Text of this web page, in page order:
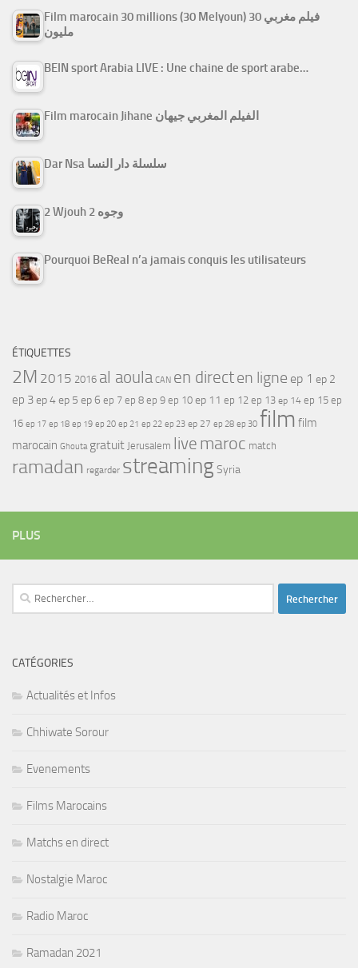
Film marocain 30 millions (30 Melyoun) فيلم مغربي 30
مليون
BEIN sport Arabia LIVE : Une chaine de sport arabe…
Film marocain Jihane الفيلم المغربي جيهان
Dar Nsa سلسلة دار النسا
2 Wjouh 2 وجوه
Pourquoi BeReal n’a jamais conquis les utilisateurs
ÉTIQUETTES
2M 2015 2016 al aoula CAN en directen ligne ep 1 ep 2
ep 3ep 4ep 5 ep 6 ep 7 ep 8 ep 9 ep 10 ep 11 ep 12 ep 13 ep 14 ep 15 ep
16 ep 17 ep 18 ep 19 ep 20 ep 21 ep 22 ep 23 ep 27 ep 28 ep 30 film film
marocain Ghouta gratuit Jerusalem live maroc match
ramadan regarder streamingSyria
PLUS
Rechercher :
CATÉGORIES
Actualités et Infos
Chhiwate Sorour
Evenements
Films Marocains
Matchs en direct
Nostalgie Maroc
Radio Maroc
Ramadan 2021